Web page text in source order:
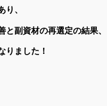
り、
と副資材の再選定の結果、
りました！